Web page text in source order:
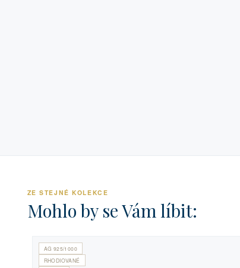
ZE STEJNÉ KOLEKCE
Mohlo by se Vám líbit:
AG 925/1000
RHODIOVANÉ